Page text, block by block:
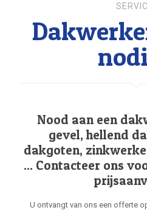
Nood aan een
gevel, hellend
dakgoten,
... Contacteer ons
U ontvangt van ons een offerte